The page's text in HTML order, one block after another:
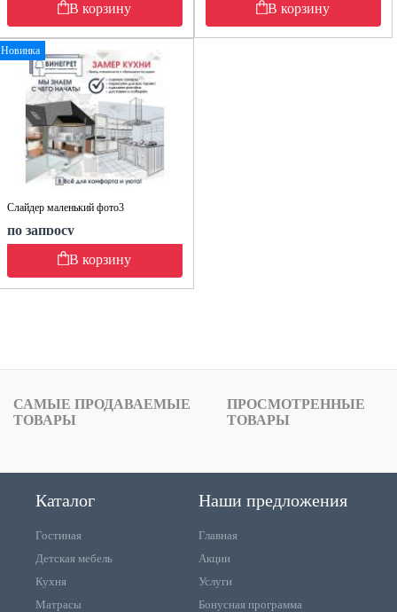
В корзину
В корзину
Новинка
Слайдер маленький фото3
по запросу
В корзину
САМЫЕ ПРОДАВАЕМЫЕ
ТОВАРЫ
ПРОСМОТРЕННЫЕ
ТОВАРЫ
Каталог
Гостиная
Детская мебель
Кухня
Матрасы
Наши предложения
Главная
Акции
Услуги
Бонусная программа